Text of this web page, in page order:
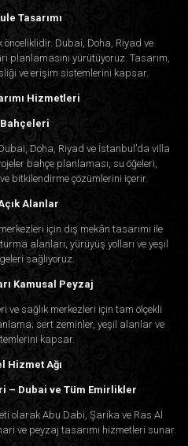
Tasarımı
önceliklidir. Dubai, Doha, Riyad ve
planlamasını yürütüyoruz. Tasarım,
ve erişim sistemlerini kapsar.
Hizmetleri
Doha, Riyad ve İstanbul’da villa
bahçe planlaması, su öğeleri,
bitkilendirme çözümlerini içerir.
Alanlar
için dış mekân tasarımı ile
alanları, yürüyüş yolları ve yeşil
sağlıyoruz.
Kamusal Peyzaj
ve sağlık merkezleri için tam ölçekli
sert zeminler, yeşil alanlar ve
kapsar.
Hizmet Ağı
– Dubai ve Tüm Emirlikler
olarak Abu Dabi, Şarika ve Ras Al
ve peyzaj tasarımı hizmetleri sunar.